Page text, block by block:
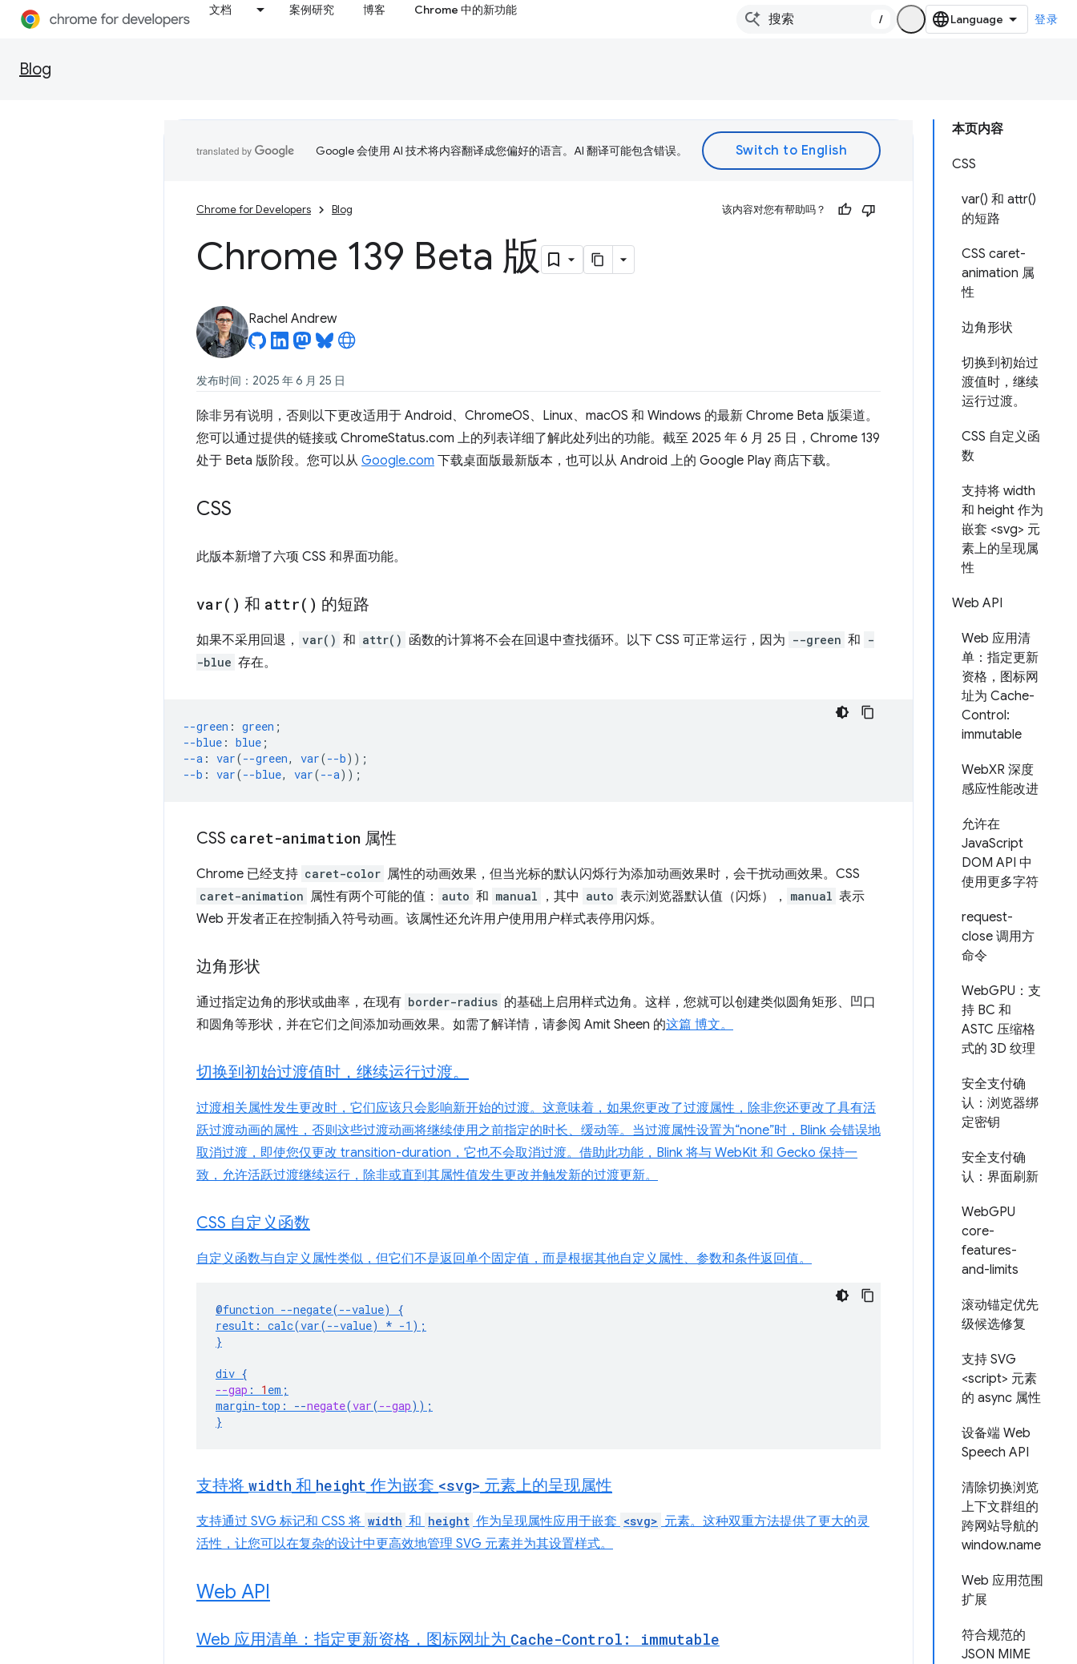
文档 案例研究 博客 Chrome 中的新功能
/ 登录
Blog
本页内容
CSS
var() 和 attr()
的短路
CSS caret-
animation 属
性
边角形状
切换到初始过
渡值时，继续
运行过渡。
CSS 自定义函
数
支持将 width
和 height 作为
嵌套 <svg> 元
素上的呈现属
性
Web API
Web 应用清
单：指定更新
资格，图标网
址为 Cache-
Control:
immutable
WebXR 深度
感应性能改进
允许在
JavaScript
DOM API 中
使用更多字符
request-
close 调用方
命令
WebGPU：支
持 BC 和
ASTC 压缩格
式的 3D 纹理
安全支付确
认：浏览器绑
定密钥
安全支付确
认：界面刷新
WebGPU
core-
features-
and-limits
滚动锚定优先
级候选修复
支持 SVG
<script> 元素
的 async 属性
设备端 Web
Speech API
清除切换浏览
上下文群组的
跨网站导航的
window.name
Web 应用范围
扩展
符合规范的
JSON MIME
Google 会使用 AI 技术将内容翻译成您偏好的语言。AI 翻译可能包含错误。
Chrome for Developers Blog 该内容对您有帮助吗？
Chrome 139 Beta 版
Rachel Andrew
发布时间：2025 年 6 月 25 日
除非另有说明，否则以下更改适用于 Android、ChromeOS、Linux、macOS 和 Windows 的最新 Chrome Beta 版渠道。
您可以通过提供的链接或 ChromeStatus.com 上的列表详细了解此处列出的功能。截至 2025 年 6 月 25 日，Chrome 139
处于 Beta 版阶段。您可以从 Google.com 下载桌面版最新版本，也可以从 Android 上的 Google Play 商店下载。
CSS
此版本新增了六项 CSS 和界面功能。
var( ) 和 attr( ) 的短路
如果不采用回退， var() 和 attr() 函数的计算将不会在回退中查找循环。以下 CSS 可正常运行，因为 --green 和 -
-blue 存在。
--green : green ;
--blue : blue ;
--a : var(--green, var(--b));
--b : var(--blue, var(--a));
CSS caret-animation 属性
Chrome 已经支持 caret-color 属性的动画效果，但当光标的默认闪烁行为添加动画效果时，会干扰动画效果。CSS
caret-animation 属性有两个可能的值： auto 和 manual ，其中 auto 表示浏览器默认值（闪烁）， manual 表示
Web 开发者正在控制插入符号动画。该属性还允许用户使用用户样式表停用闪烁。
边角形状
通过指定边角的形状或曲率，在现有 border-radius 的基础上启用样式边角。这样，您就可以创建类似圆角矩形、凹口
和圆角等形状，并在它们之间添加动画效果。如需了解详情，请参阅 Amit Sheen 的这篇 博文。
切换到初始过渡值时，继续运行过渡。
过渡相关属性发生更改时，它们应该只会影响新开始的过渡。这意味着，如果您更改了过渡属性，除非您还更改了具有活
跃过渡动画的属性，否则这些过渡动画将继续使用之前指定的时长、缓动等。当过渡属性设置为“none”时，Blink 会错误地
取消过渡，即使您仅更改 transition-duration，它也不会取消过渡。借助此功能，Blink 将与 WebKit 和 Gecko 保持一
致，允许活跃过渡继续运行，除非或直到其属性值发生更改并触发新的过渡更新。
CSS 自定义函数
自定义函数与自定义属性类似，但它们不是返回单个固定值，而是根据其他自定义属性、参数和条件返回值。
@function --negate(--value)
{
result : calc(var(--value) * -1 );
}
div {
--gap : 1 em ;
margin-top : --negate(var(--gap));
}
支持将 width 和 height 作为嵌套 <svg> 元素上的呈现属性
支持通过 SVG 标记和 CSS 将 width 和 height 作为呈现属性应用于嵌套 <svg> 元素。这种双重方法提供了更大的灵
活性，让您可以在复杂的设计中更高效地管理 SVG 元素并为其设置样式。
Web API
Web 应用清单：指定更新资格，图标网址为 Cache-Control: immutable